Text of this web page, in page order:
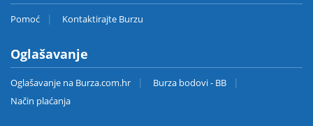
Pomoć Kontaktirajte Burzu
Oglašavanje
Oglašavanje na Burza.com.hr
Burza bodovi - BB
Način plaćanja